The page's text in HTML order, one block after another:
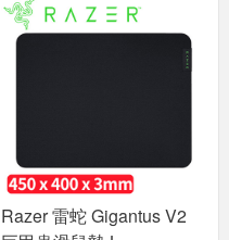
Razer 雷蛇 Gigantus V2